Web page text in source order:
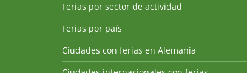
Ferias por sector de actividad
Ferias por país
Ciudades con ferias en Alemania